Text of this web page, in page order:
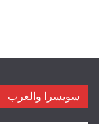
سويسرا والعرب